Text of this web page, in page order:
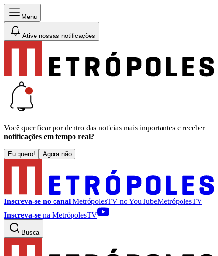
Menu
Ative nossas notificações
Você quer ficar por dentro das notícias mais importantes e receber
notificações em tempo real?
Eu quero! Agora não
Inscreva-se no canal MetrópolesTV noYouTubeMetrópolesTV
Inscreva-se na MetrópolesTV
Busca